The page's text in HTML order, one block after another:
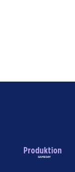
Produktion